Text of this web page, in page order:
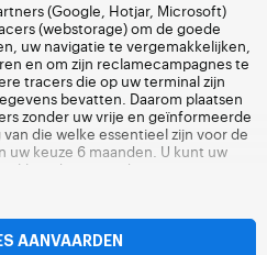
(Google, Hotjar, Microsoft)
(webstorage) om de goede
uw navigatie te vergemakkelijken,
en om zijn reclamecampagnes te
tracers die op uw terminal zijn
bevatten. Daarom plaatsen
zonder uw vrije en geïnformeerde
die welke essentieel zijn voor de
uw keuze 6 maanden. U kunt uw
door naar de pagina over
cookies of andere tracers te
de toegang tot diensten niet
bezoek de cookies en andere
AANVAARDEN